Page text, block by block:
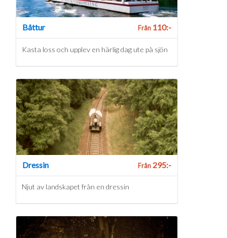
Båttur Från110:-
Kasta loss och upplev en härlig dag ute på sjön
Dressin Från295:-
Njut av landskapet från en dressin